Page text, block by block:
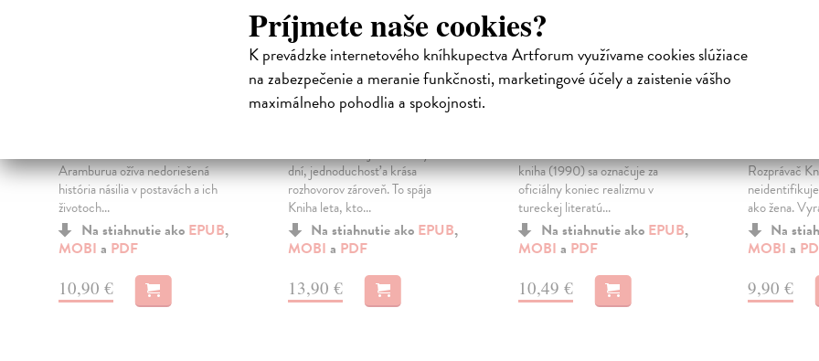
Príjmete naše cookies?
K prevádzke internetového kníhkupectva Artforum využívame cookies slúžiace
na zabezpečenie a meranie funkčnosti, marketingové účely a zaistenie vášho
maximálneho pohodlia a spokojnosti.
Aramburua ožíva nedoriešená
história násilia v postavách a ich
životoch...
Na stiahnutie ako EPUB,
MOBI a PDF
10,90 €
Kniha leta
Jansson Tove
| Elektronická
dní, jednoduchosť a krása
rozhovorov zároveň. To spája
Kniha leta, kto...
Na stiahnutie ako EPUB,
MOBI a PDF
13,90 €
Čierna kniha
kniha (1990) sa označuje za
oficiálny koniec realizmu v
tureckej literatú...
Na stiahnutie ako EPUB,
MOBI a PDF
10,49 €
Rozprávač
ako žena.
Na
MOBI a
9,90 €